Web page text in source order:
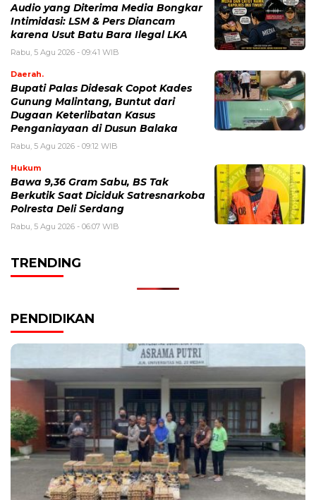
Audio yang Diterima Media Bongkar
Intimidasi: LSM & Pers Diancam
karena Usut Batu Bara Ilegal LKA
Rabu, 5 Agu 2026 - 09:41 WIB
Daerah.
Bupati Palas Didesak Copot Kades
Gunung Malintang, Buntut dari
Dugaan Keterlibatan Kasus
Penganiayaan di Dusun Balaka
Rabu, 5 Agu 2026 - 09:12 WIB
Hukum
Bawa 9,36 Gram Sabu, BS Tak
Berkutik Saat Diciduk Satresnarkoba
Polresta Deli Serdang
Rabu, 5 Agu 2026 - 06:07 WIB
TRENDING
PENDIDIKAN